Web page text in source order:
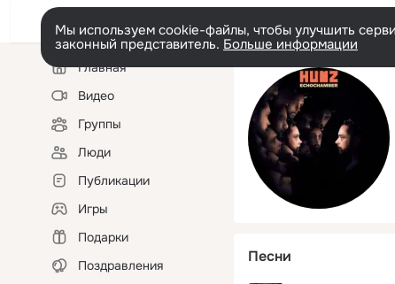
Мы используем cookie-файлы, чтобы улучшить
законный представитель. Больше информации
Левая
колонкаГлавная
Видео
Группы
Люди
Публикации
Игры
Подарки
Поздравления
Песни